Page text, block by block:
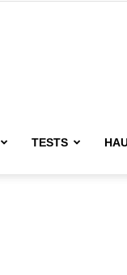
TESTS